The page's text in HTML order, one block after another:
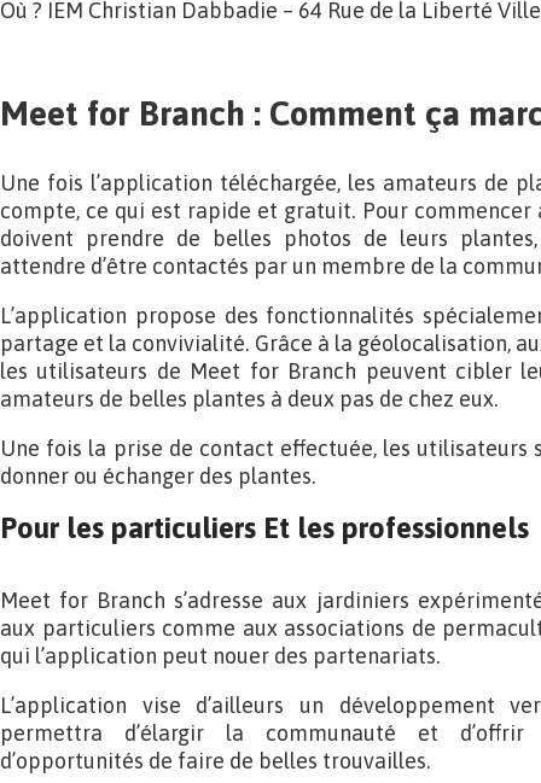
Où ? IEM Christian Dabbadie – 64 Rue de la Liberté
Meet for Branch : Comment ça
Une fois l’application téléchargée, les amateurs de
compte, ce qui est rapide et gratuit. Pour
doivent prendre de belles photos de leurs
attendre d’être contactés par un membre de la
L’application propose des fonctionnalités
partage et la convivialité. Grâce à la géolocalisation,
les utilisateurs de Meet for Branch peuvent cibler
amateurs de belles plantes à deux pas de chez eux.
Une fois la prise de contact effectuée, les utilisateurs
donner ou échanger des plantes.
Pour les particuliers Et les professionnels
Meet for Branch s’adresse aux jardiniers
aux particuliers comme aux associations de
qui l’application peut nouer des partenariats.
L’application vise d’ailleurs un développement
permettra d’élargir la communauté et d’offrir
d’opportunités de faire de belles trouvailles.